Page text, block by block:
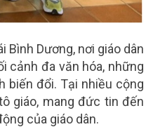
Bình Dương, nơi giáo dân
cảnh đa văn hóa, những
biến đổi. Tại nhiều cộng
giáo, mang đức tin đến
của giáo dân.